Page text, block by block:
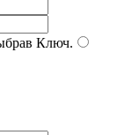
Ключ.